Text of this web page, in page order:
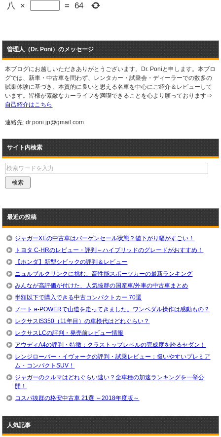
八 × = 64
管理人（Dr. Poni）のメッセージ
本ブログにお越しいただきありがとうございます。Dr. Poniと申します。本ブロ
グでは、新車・中古車を問わず、レンタカー・試乗会・ディーラーでの数多の
試乗体験に基づき、本質的に良いと思える名車を中心にご紹介＆レビューして
います。皆様が素敵なカーライフを満喫できることを心より願っております⇒
自己紹介はこちら
連絡先: dr.poni.jp@gmail.com
サイト内検索
最近の投稿
ジャガーXEの中古車はバーゲンセール状態？値下がり幅がすごい！
トヨタ C-HRのレビュー・評判～ハイブリッドのグレードがおすすめ！
【ホンダ】新型シビックの評判＆レビュー
ニュルブルクリンクに挑む、高性能スポーツカーの最新ランキング
みんなが高評価が付けた、人気抜群の国産車/外車の中古車まとめ
半額以下で購入できる中古コンパクトカー 70選
ノート e-POWERで山道を走ってきました。ワンペダル操作は感動もの？
レクサスIS350（11年目）の車検代はどれぐらい？
レクサスLCの評判・発売前レビュー情報
アウディA4の評判・特徴：クラストップレベルの完成度を誇るセダン！
レンジローバー・イヴォークの評判・試乗レビュー：扱いやすいプレミア
ム・コンパクトSUV！
ジャガーのクルマはどれぐらい速い？全車種の加速ランキングを一挙公
開！
コスパ抜群の格安中古車 21選 ～2018年度版～
人気記事